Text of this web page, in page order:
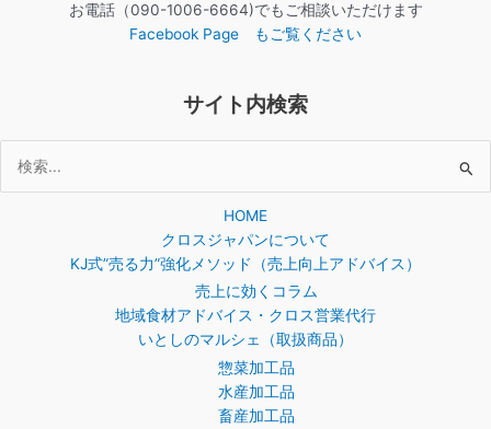
お電話（090-1006-6664)でもご相談いただけます
Facebook Page もご覧ください
サイト内検索
索
HOME
クロスジャパンについて
KJ式”売る力”強化メソッド（売上向上アドバイス）
売上に効くコラム
地域食材アドバイス・クロス営業代行
いとしのマルシェ（取扱商品）
惣菜加工品
水産加工品
畜産加工品